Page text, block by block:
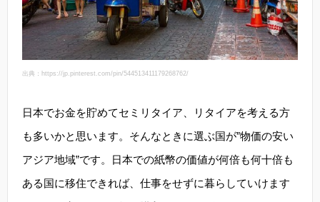
出典：https://jp.pinterest.com/pin/544513411179268762/
日本でお金を貯めてセミリタイア、リタイアを考える方
も多いかと思います。そんなときに選ぶ国が”物価の安い
アジア地域”です。日本での紙幣の価値が何倍も何十倍も
ある国に移住できれば、仕事をせずに暮らしていけます